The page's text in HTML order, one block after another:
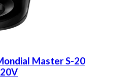
Master S-20